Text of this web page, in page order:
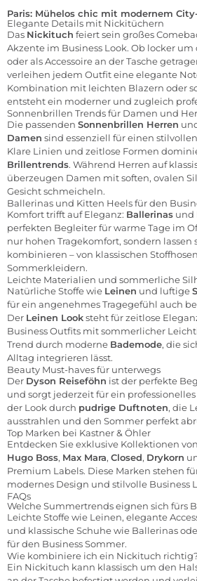
Paris: Mühelos chic mit modernem
Elegante Details mit Nickitüchern
Das Nickituch feiert sein großes
Akzente im Business Look. Ob locker
oder als Accessoire an der Tasche
verleihen jedem Outfit eine elegante
Kombination mit leichten Blazern oder
entsteht ein moderner und zugleich
Sonnenbrillen Trends für Damen und
Die passenden Sonnenbrillen Herren
Damen sind essenziell für einen
Klare Linien und zeitlose Formen
Brillentrends. Während Herren auf
überzeugen Damen mit soften, ovalen
Gesicht schmeicheln.
Ballerinas und Kitten Heels für den
Komfort trifft auf Eleganz: Ballerinas und
perfekten Begleiter für warme Tage im
nur hohen Tragekomfort, sondern lassen
kombinieren – von klassischen
Sommerkleidern.
Leichte Materialien und sommerliche
Natürliche Stoffe wie Leinen und luftige
für ein angenehmes Tragegefühl auch
Der Leinen Looksteht für zeitlose
Business Outfits mit sommerlicher
Trend durch moderne Bademode, die
Alltag integrieren lässt.
Beauty Must-haves für unterwegs
Der Dyson Reiseföhn ist der perfekte
und sorgt jederzeit für ein
der Look durch pudrige Duftnoten, die
ausstrahlen und den Sommer perfekt
Top Marken bei Kastner & Öhler
Entdecken Sie exklusive Kollektionen von
Hugo Boss, Max Mara, Closed, Drykorn
Premium Labels. Diese Marken stehen
modernes Design und stilvolle Business
FAQs
Welche Summertrends eignen sich fürs
Leichte Stoffe wie Leinen, elegante
und klassische Schuhe wie Ballerinas
für den Business Sommer.
Wie kombiniere ich ein Nickituch
Ein Nickituch kann klassisch um den